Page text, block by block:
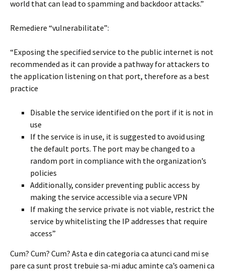
world that can lead to spamming and backdoor attacks.”
Remediere “vulnerabilitate”:
“Exposing the specified service to the public internet is not
recommended as it can provide a pathway for attackers to
the application listening on that port, therefore as a best
practice
Disable the service identified on the port if it is not in
use
If the service is in use, it is suggested to avoid using
the default ports. The port may be changed to a
random port in compliance with the organization’s
policies
Additionally, consider preventing public access by
making the service accessible via a secure VPN
If making the service private is not viable, restrict the
service by whitelisting the IP addresses that require
access”
Cum? Cum? Cum? Asta e din categoria ca atunci cand mi se
pare ca sunt prost trebuie sa-mi aduc aminte ca’s oameni ca